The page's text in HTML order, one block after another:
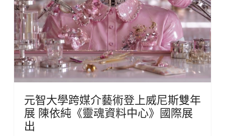
元智大學跨媒介藝術登上威尼斯雙年
展 陳依純《靈魂資料中心》國際展
出